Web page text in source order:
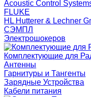
Acoustic Control
FLUKE
HL Hutterer & Lechner
СЭМПЛ
Электрошокеров
Комплектующие для
Антенны
Гарнитуры и Тангенты
Зарядные Устройства
Кабели питания